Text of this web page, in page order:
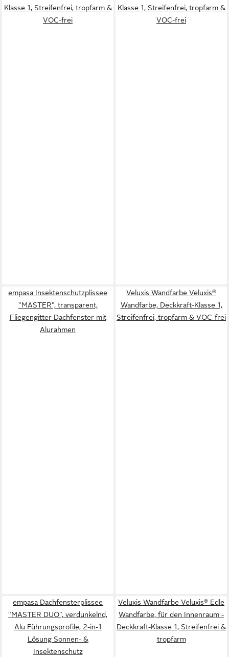
Klasse 1, Streifenfrei, tropfarm &
VOC-frei
Klasse 1, Streifenfrei, tropfarm &
VOC-frei
empasa Insektenschutzplissee
"MASTER", transparent,
Fliegengitter Dachfenster mit
Alurahmen
Veluxis Wandfarbe Veluxis®
Wandfarbe, Deckkraft-Klasse 1,
Streifenfrei, tropfarm & VOC-frei
empasa Dachfensterplissee
"MASTER DUO", verdunkelnd,
Alu Führungsprofile, 2-in-1
Lösung Sonnen- &
Insektenschutz
Veluxis Wandfarbe Veluxis® Edle
Wandfarbe, für den Innenraum -
Deckkraft-Klasse 1, Streifenfrei &
tropfarm